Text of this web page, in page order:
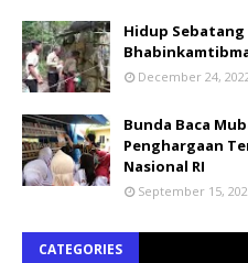
Hidup Sebatang
December 24,
Bunda Baca
Penghargaan
Nasional RI
September 15,
CATEGORIES